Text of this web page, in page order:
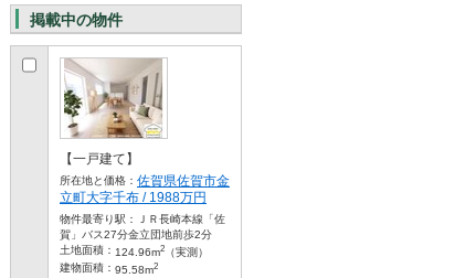
掲載中の物件
【一戸建て】
所在地と価格： 佐賀県佐賀市金
立町大字千布 / 1988万円
物件最寄り駅：
ＪＲ長崎本線「佐
賀」バス27分金立団地前歩2分
土地面積： 124.96m2 （実測）
建物面積： 95.58m2